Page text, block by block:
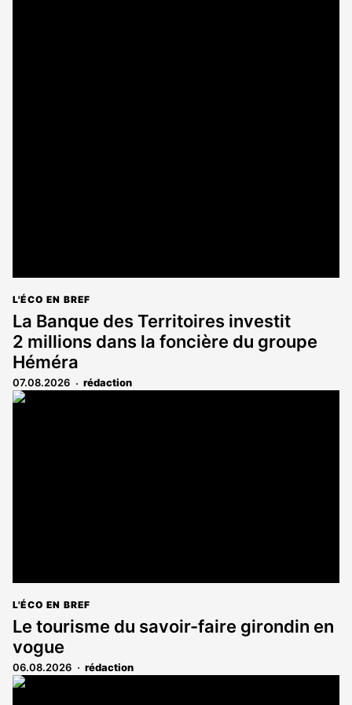
L'ÉCO EN BREF
La Banque des Territoires investit
2 millions dans la foncière du groupe
Héméra
07.08.2026 rédaction
L'ÉCO EN BREF
Le tourisme du savoir-faire girondin en
vogue
06.08.2026 rédaction